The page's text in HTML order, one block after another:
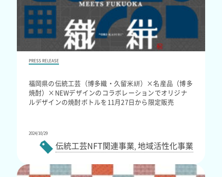
PRESS RELEASE
福岡県の伝統工芸（博多織・久留米絣）×名産品（博多
焼酎）×NEWデザインのコラボレーションでオリジナ
ルデザインの焼酎ボトルを11月27日から限定販売
2024/10/29
伝統工芸NFT関連事業 ,地域活性化事業